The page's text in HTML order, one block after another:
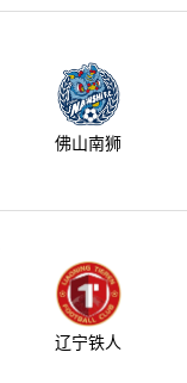
佛山南狮
辽宁铁人